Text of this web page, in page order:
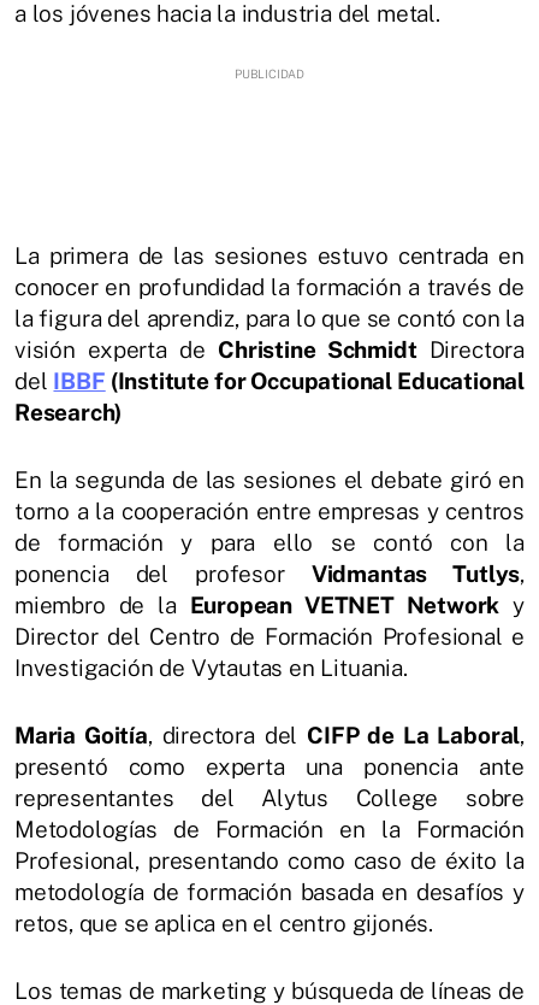
a los jóvenes hacia la industria del metal.
La primera de las sesiones estuvo centrada en
conocer en profundidad la formación a través de
la figura del aprendiz, para lo que se contó con la
visión experta de Christine SchmidtDirectora
del IBBF (Institute for Occupational Educational
Research)
En la segunda de las sesiones el debate giró en
torno a la cooperación entre empresas y centros
de formación y para ello se contó con la
ponencia del profesor Vidmantas Tutlys,
miembro de la European VETNET Network y
Director del Centro de Formación Profesional e
Investigación de Vytautas en Lituania.
Maria Goitía, directora del CIFP de La Laboral,
presentó como experta una ponencia ante
representantes del Alytus College sobre
Metodologías de Formación en la Formación
Profesional, presentando como caso de éxito la
metodología de formación basada en desafíos y
retos, que se aplica en el centro gijonés.
Los temas de marketing y búsqueda de líneas de